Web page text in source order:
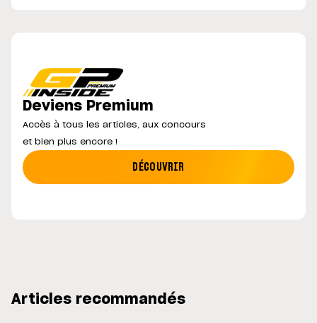
Deviens Premium
Accès à tous les articles, aux concours
et bien plus encore !
DÉCOUVRIR
Articles recommandés